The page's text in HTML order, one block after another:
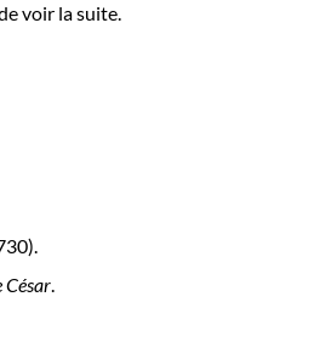
voir la suite.
César